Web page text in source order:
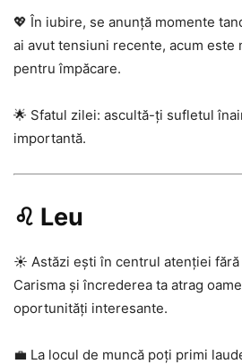
💖 În iubire, se anunță momente
ai avut tensiuni recente, acum este
pentru împăcare.
🌟 Sfatul zilei: ascultă-ți sufletul
importantă.
♌ Leu
☀️ Astăzi ești în centrul atenției
Carisma și încrederea ta atrag
oportunități interesante.
💼 La locul de muncă poți primi